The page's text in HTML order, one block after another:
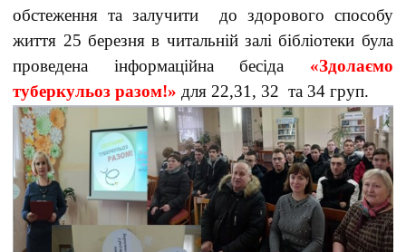
обстеження та залучити до здорового способу
життя 25 березня в читальній залі бібліотеки була
проведена інформаційна бесіда «Здолаємо
туберкульоз разом!» для 22,31, 32 та 34 груп.